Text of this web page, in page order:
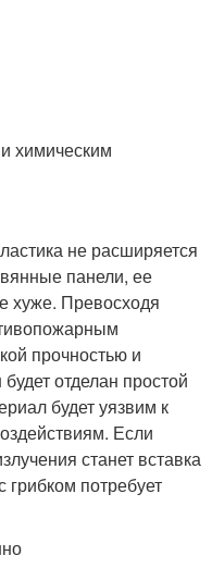
химическим
не расширяется
панели, ее
хуже. Превосходя
прочностью и
отделан простой
будет уязвим к
Если
станет вставка
грибком потребует